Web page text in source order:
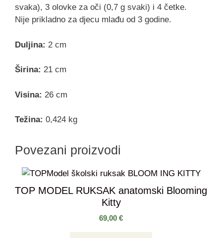
svaka), 3 olovke za oči (0,7 g svaki) i 4 četke.
Nije prikladno za djecu mlađu od 3 godine.
Duljina: 2 cm
Širina: 21 cm
Visina: 26 cm
Težina: 0,424 kg
Povezani proizvodi
TOP MODEL RUKSAK anatomski Blooming
Kitty
69,00 €